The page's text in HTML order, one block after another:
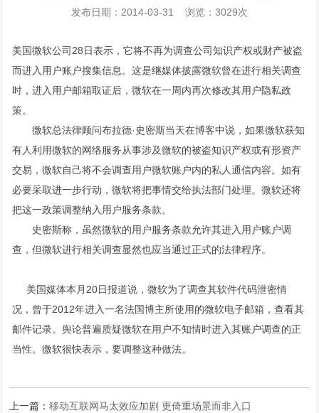
发布日期：2014-03-31 浏览：3029次
美国微软公司28日表示，它将不再为调查公司知识产权或财产被盗
而进入用户账户搜集信息。这是继媒体披露微软曾在进行相关调查
时，进入用户邮箱取证后，微软在一周内再次修改其用户隐私政
策。
微软总法律顾问布拉德·史密斯当天在博客中说，如果微软获知
有人利用微软的网络服务从事涉及微软的被盗知识产权或有形资产
交易，微软自己将不会调查用户微软账户内的私人通信内容。如有
必要采取进一步行动，微软将把事情交给执法部门处理。微软还将
把这一政策调整纳入用户服务条款。
史密斯称，虽然微软的用户服务条款允许其进入用户账户调
查，但微软进行相关调查显然也应当通过正式的法律程序。
美国媒体本月20日报道说，微软为了调查其软件代码泄密情
况，曾于2012年进入一名法国博主所使用的微软电子邮箱，查看其
邮件记录。舆论普遍质疑微软在用户不知情时进入其账户调查的正
当性。微软很快表示，要调整这种做法。
上一篇：移动互联网马太效应加剧 更倚重场景而非入口